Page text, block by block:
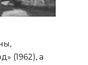
(1962), а